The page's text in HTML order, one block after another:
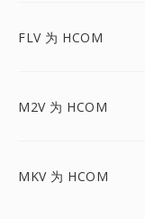
FLV 为 HCOM
M2V 为 HCOM
MKV 为 HCOM